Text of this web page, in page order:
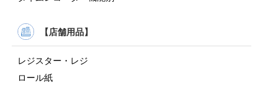
【店舗用品】
レジスター・レジ
ロール紙